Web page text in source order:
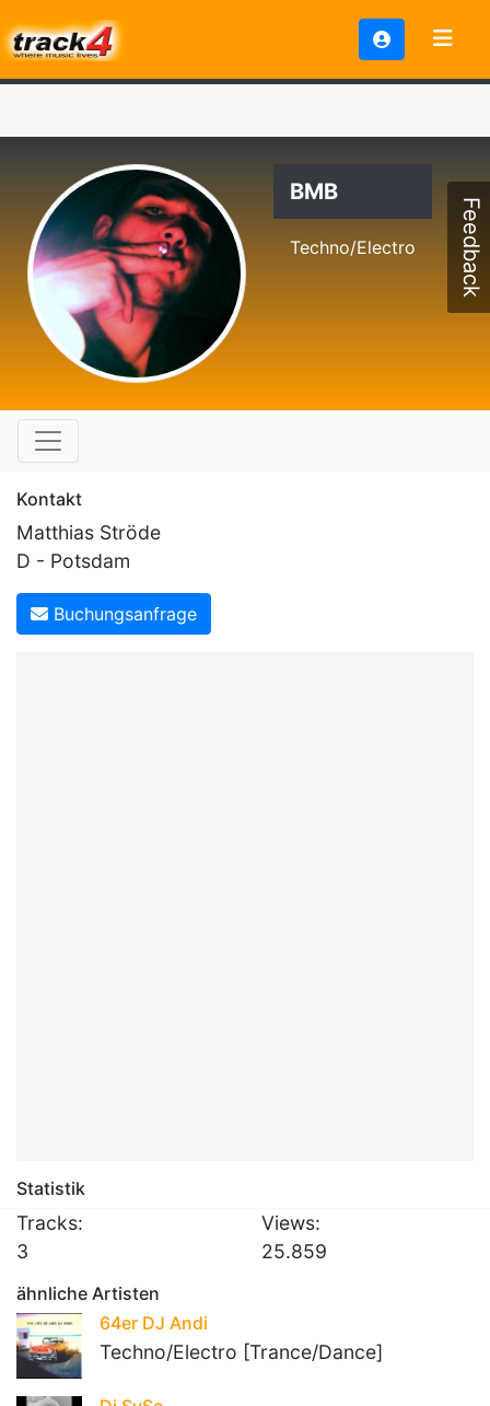
BMB
Techno/Electro
Kontakt
Matthias Ströde
D - Potsdam
Buchungsanfrage
Statistik
Tracks:
3
Views:
25.859
ähnliche Artisten
64er DJ Andi
Techno/Electro [Trance/Dance]
Feedback